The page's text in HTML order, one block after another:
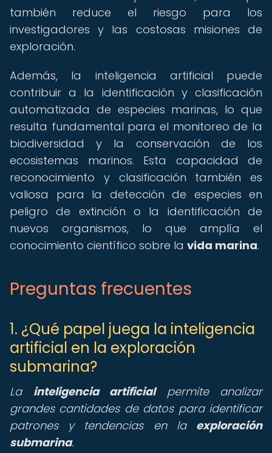
también reduce el riesgo para los
investigadores y las costosas misiones de
exploración.
Además, la inteligencia artificial puede
contribuir a la identificación y clasificación
automatizada de especies marinas, lo que
resulta fundamental para el monitoreo de la
biodiversidad y la conservación de los
ecosistemas marinos. Esta capacidad de
reconocimiento y clasificación también es
valiosa para la detección de especies en
peligro de extinción o la identificación de
nuevos organismos, lo que amplía el
conocimiento científico sobre la vida marina.
Preguntas frecuentes
1. ¿Qué papel juega la inteligencia
artificial en la exploración
submarina?
La inteligencia artificialpermite analizar
grandes cantidades de datos para identificar
patrones y tendencias en la exploración
submarina.